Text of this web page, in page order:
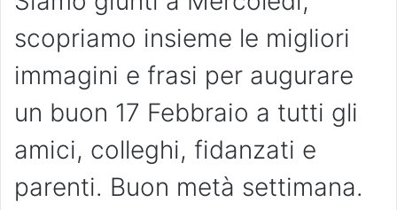
scopriamo insieme le migliori
immagini e frasi per augurare
un buon 17 Febbraio a tutti gli
amici, colleghi, fidanzati e
parenti. Buon metà settimana.